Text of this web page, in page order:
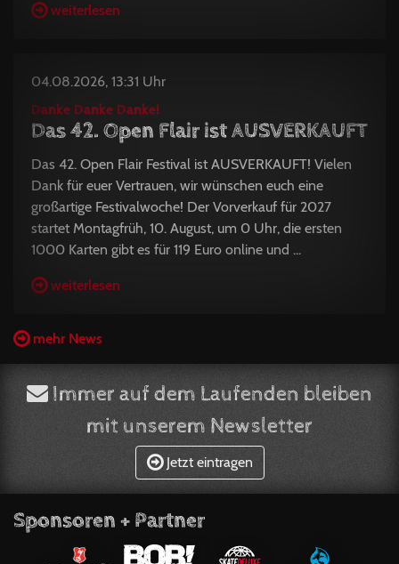
weiterlesen
04.08.2026, 13:31 Uhr
Danke Danke Danke!
Das 42. Open Flair ist AUSVERKAUFT
Das 42. Open Flair Festival ist AUSVERKAUFT! Vielen
Dank für euer Vertrauen, wir wünschen euch eine
großartige Festivalwoche! Der Vorverkauf für 2027
startet Montagfrüh, 10. August, um 0 Uhr, die ersten
1000 Karten gibt es für 119 Euro online und ...
weiterlesen
mehr News
Immer auf dem Laufenden bleiben
mit unserem Newsletter
Jetzt eintragen
Sponsoren + Partner